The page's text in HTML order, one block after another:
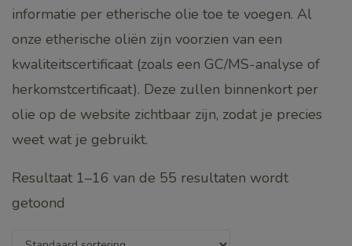
informatie per etherische olie toe te voegen. Al
onze etherische oliën zijn voorzien van een
kwaliteitscertificaat (zoals een GC/MS-analyse of
herkomstcertificaat). Deze zullen binnenkort per
olie op de website zichtbaar zijn, zodat je precies
weet wat je gebruikt.
Resultaat 1–16 van de 55 resultaten wordt
getoond